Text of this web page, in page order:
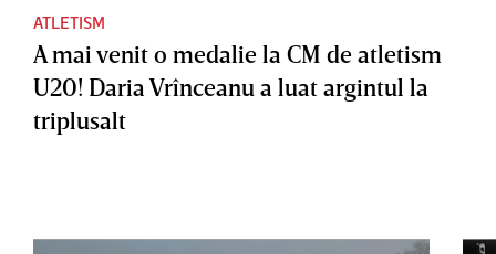
ATLETISM
A mai venit o medalie la CM de atletism
U20! Daria Vrînceanu a luat argintul la
triplusalt